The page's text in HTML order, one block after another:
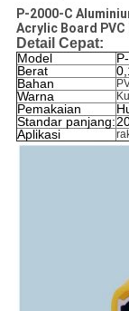
P-2000-C
Acrylic Board PVC
Detail Cepat:
Model
Berat
Bahan
Warna
Pemakaian
Standar panjang:
Aplikasi